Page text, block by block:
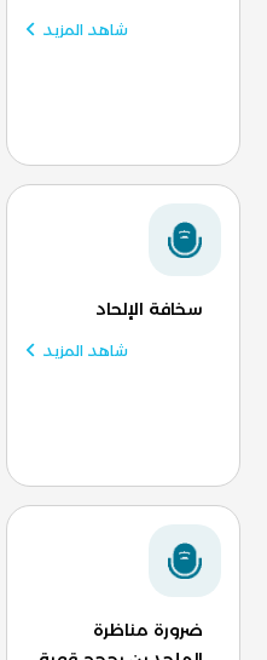
شاهد المزيد
سخافة الإلحاد
شاهد المزيد
ضرورة مناظرة